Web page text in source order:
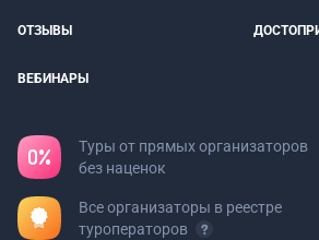
ОТЗЫВЫ
ВЕБИНАРЫ
Туры от прямых организаторов
без наценок
Все организаторы в реестре
туроператоров